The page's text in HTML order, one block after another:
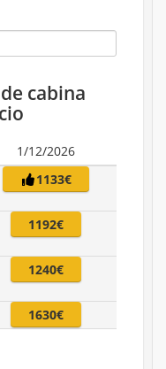
cabina
1/12/2026
1133€
1192€
1240€
1630€